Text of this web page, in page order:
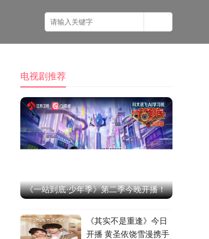
电视剧推荐
《一站到底·少年季》第二季今晚开播！
燃观战！
《其实不是重逢》今日
开播 黄圣依饶雪漫携手